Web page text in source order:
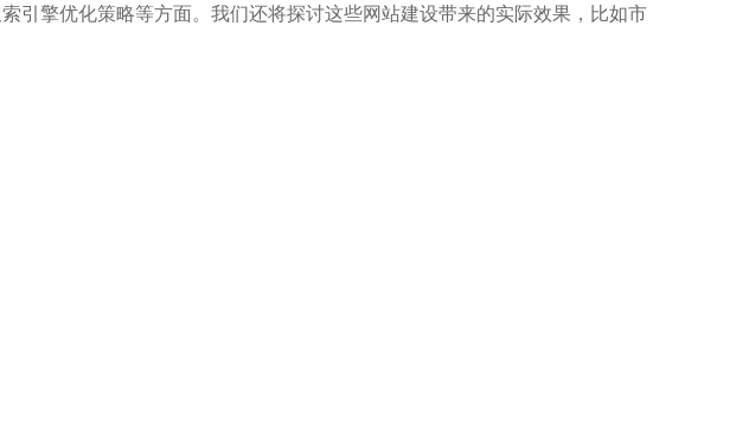
引擎优化策略等方面。我们还将探讨这些网站建设带来的实际效果，比如市